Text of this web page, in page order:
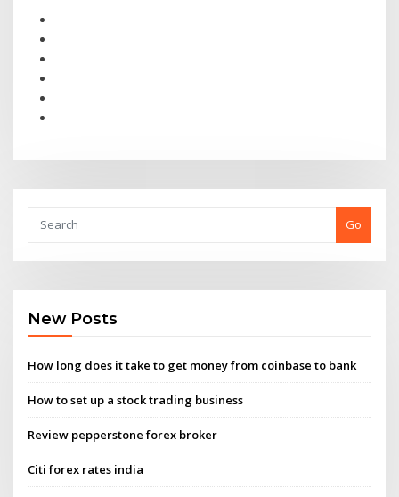
Go
New Posts
How long does it take to get money from coinbase to bank
How to set up a stock trading business
Review pepperstone forex broker
Citi forex rates india